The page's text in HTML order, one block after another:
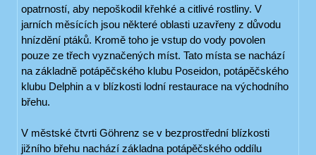
opatrností, aby nepoškodil křehké a citlivé rostliny. V
jarních měsících jsou některé oblasti uzavřeny z důvodu
hnízdění ptáků. Kromě toho je vstup do vody povolen
pouze ze třech vyznačených míst. Tato místa se nachází
na základně potápěčského klubu Poseidon, potápěčského
klubu Delphin a v blízkosti lodní restaurace na východního
břehu.
V městské čtvrti Göhrenz se v bezprostřední blízkosti
jižního břehu nachází základna potápěčského oddílu